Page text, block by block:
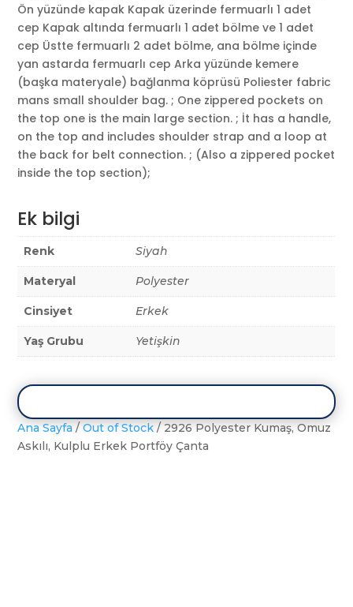
Ön yüzünde kapak Kapak üzerinde fermuarlı 1 adet
cep Kapak altında fermuarlı 1 adet bölme ve 1 adet
cep Üstte fermuarlı 2 adet bölme, ana bölme içinde
yan astarda fermuarlı cep Arka yüzünde kemere
(başka materyale) bağlanma köprüsü Poliester fabric
mans small shoulder bag. ; One zippered pockets on
the top one is the main large section. ; İt has a handle,
on the top and includes shoulder strap and a loop at
the back for belt connection. ; (Also a zippered pocket
inside the top section);
Ek bilgi
Renk Siyah
Materyal Polyester
Cinsiyet Erkek
Yaş Grubu Yetişkin
Ana Sayfa /Out of Stock / 2926 Polyester Kumaş, Omuz
Askılı, Kulplu Erkek Portföy Çanta